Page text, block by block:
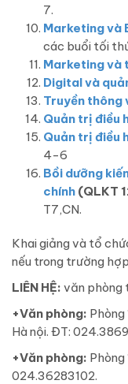
7.
Marketing và
các buổi tối
Marketing và
Digital và
Truyền thông
Quản trị điều
Quản trị điều
4-6
Bồi dưỡng
chính (QLKT
T7,CN.
Khai giảng và tổ
nếu trong trường
LIÊN HỆ: văn phòng
+Văn phòng: Phòng
Hà nội. ĐT:
+Văn phòng:
024.36283102.